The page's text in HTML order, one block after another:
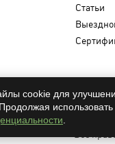
Статьи
cookie для